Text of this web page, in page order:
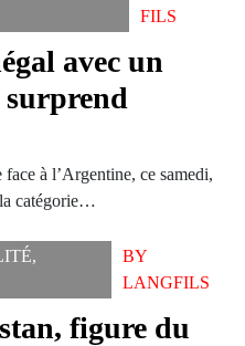
FILS
avec un
à l’Argentine, ce samedi,
catégorie…
,
BY
LANGFILS
figure du